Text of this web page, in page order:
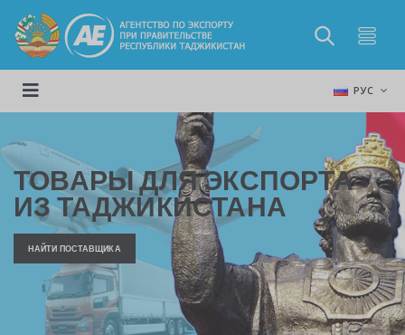
РУС
ТОВАРЫ ДЛЯ ЭКСПОРТА
ИЗ ТАДЖИКИСТАНА
НАЙТИ ПОСТАВЩИКА